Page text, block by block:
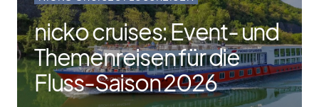
nicko cruises: Event- und
Themenreisen für die
Fluss-Saison 2026